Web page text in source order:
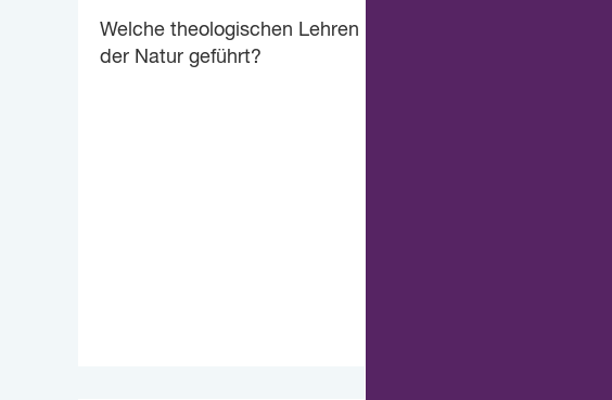
Welche theologischen Lehren haben zu einer
der Natur geführt?